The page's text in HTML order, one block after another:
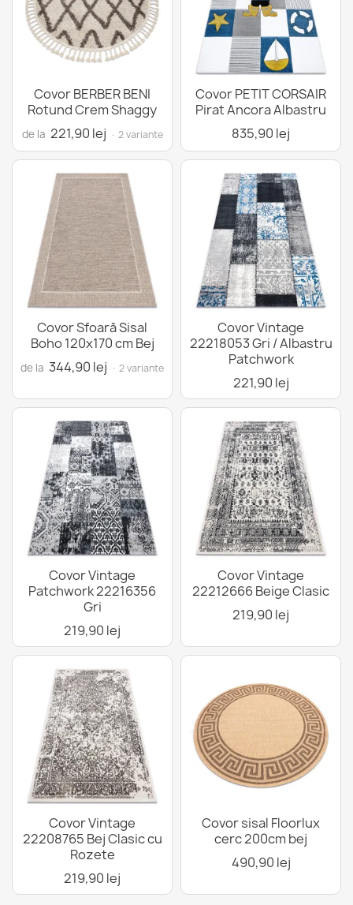
Covor BERBER BENI
Rotund Crem Shaggy
de la 221,90 lej · 2 variante
Covor PETIT CORSAIR
Pirat Ancora Albastru
835,90 lej
Covor Sfoară Sisal
Boho 120x170 cm Bej
de la 344,90 lej · 2 variante
Covor Vintage
22218053 Gri / Albastru
Patchwork
221,90 lej
Covor Vintage
Patchwork 22216356
Gri
219,90 lej
Covor Vintage
22212666 Beige Clasic
219,90 lej
Covor Vintage
22208765 Bej Clasic cu
Rozete
219,90 lej
Covor sisal Floorlux
cerc 200cm bej
490,90 lej